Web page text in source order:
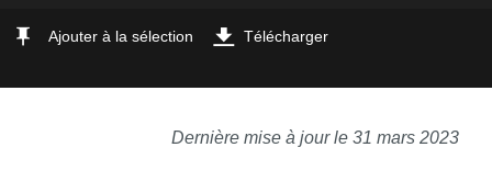
Ajouter à la sélection Télécharger
Dernière mise à jour le 31 mars 2023